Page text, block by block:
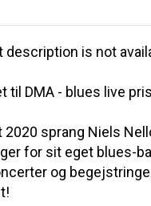
description is not
til DMA - blues live
2020 sprang Niels
for sit eget blues-
og